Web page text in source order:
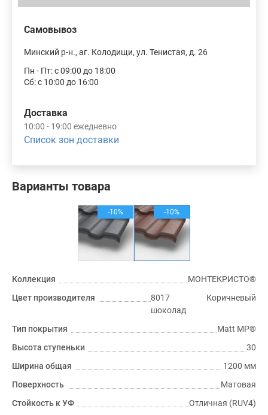
Варианты товара
-10% -10%
Коллекция
МОНТЕКРИСТО®
Цвет производителя
8017 Коричневый
шоколад
Тип покрытия
Matt MP®
Высота ступеньки
30
Ширина общая
1200 мм
Поверхность
Матовая
Стойкость к УФ
Отличная (RUV4)
Самовывоз
Минский р-н., аг. Колодищи, ул. Тенистая, д. 26
Пн - Пт: с 09:00 до 18:00
Сб: с 10:00 до 16:00
Доставка
10:00 - 19:00 ежедневно
Список зон доставки